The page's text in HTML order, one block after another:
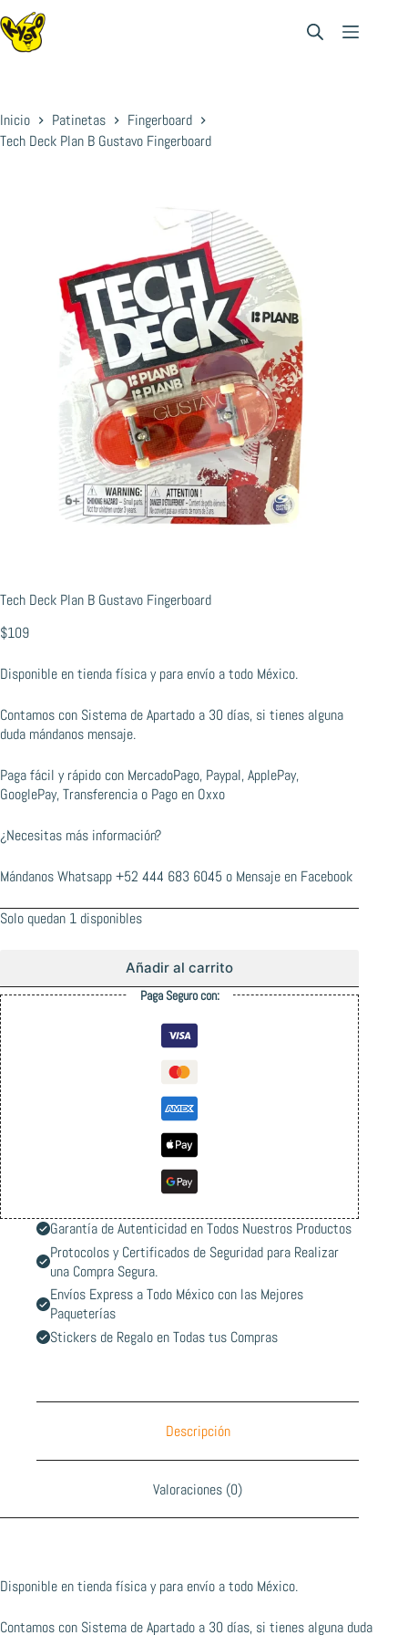
Saltar
al
contenido
Inicio Patinetas
Fingerboard
Tech Deck Plan B Gustavo Fingerboard
Tech Deck Plan B Gustavo Fingerboard
$109
Disponible en tienda física y para envío a todo México.
Contamos con Sistema de Apartado a 30 días, si tienes alguna
duda mándanos mensaje.
Paga fácil y rápido con MercadoPago, Paypal, ApplePay,
GooglePay, Transferencia o Pago en Oxxo
¿Necesitas más información?
Mándanos Whatsapp+52 444 683 6045 o Mensaje en Facebook
Solo quedan 1 disponibles
Añadir al carrito
Paga Seguro con:
Garantía de Autenticidad en Todos Nuestros Productos
Protocolos y Certificados de Seguridad para Realizar
una Compra Segura.
Envíos Express a Todo México con las Mejores
Paqueterías
Stickers de Regalo en Todas tus Compras
Descripción
Valoraciones (0)
Disponible en tienda física y para envío a todo México.
Contamos con Sistema de Apartado a 30 días, si tienes alguna duda